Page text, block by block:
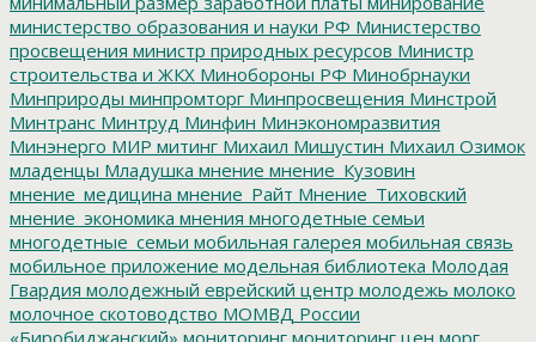
министерство образования и науки РФ Министерство
просвещения министр природных ресурсов Министр
строительства и ЖКХ Минобороны РФ Минобрнауки
Минприроды минпромторг Минпросвещения Минстрой
Минтранс Минтруд Минфин Минэкономразвития
Минэнерго МИР митинг Михаил Мишустин Михаил Озимок
младенцы Младушка мнение мнение_Кузовин
мнение_медицина мнение_Райт Мнение_Тиховский
мнение_экономика мнения многодетные семьи
многодетные_семьи мобильная галерея мобильная связь
мобильное приложение модельная библиотека Молодая
Гвардия молодежный еврейский центр молодежь молоко
молочное скотоводство МОМВД России
«Биробиджанский» мониторинг мониторинг цен морг